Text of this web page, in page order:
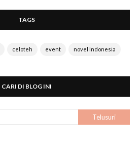
TAGS
celoteh event novel Indonesia
CARI DI BLOG INI